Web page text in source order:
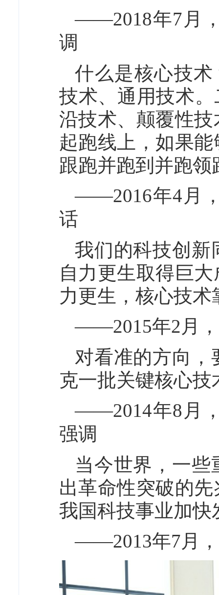
——2018年7月
调
什么是核心技
技术、通用技术
沿技术、颠覆性
起跑线上，如果
跟跑并跑到并跑领
——2016年4月
话
我们的科技创新
自力更生取得巨
力更生，核心技
——2015年2月，
对看准的方向，
克一批关键核心
——2014年8月
强调
当今世界，一
出革命性突破的
我国科技事业加快
——2013年7月，